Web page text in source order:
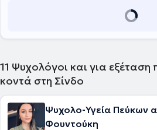
11 Ψυχολόγοι και για εξέταση
κοντά στη Σίνδο
Ψυχολο-Υγεία Πεύκων
Φουντούκη